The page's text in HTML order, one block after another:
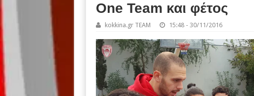
One Team και φέτος
kokkina.gr TEAM 15:48 - 30/11/2016